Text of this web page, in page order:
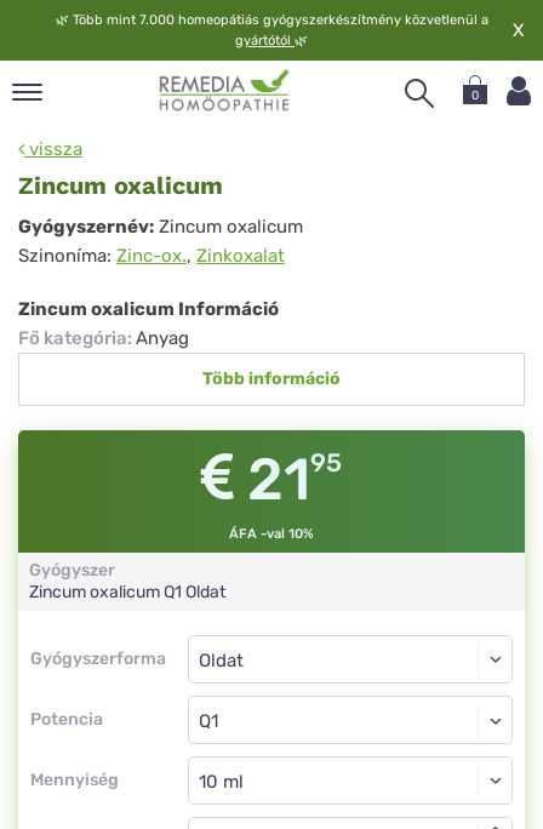
🌿 Több mint 7.000 homeopátiás gyógyszerkészítmény közvetlenül a
gyártótól 🌿 X
0
vissza
Zincum oxalicum
Zincum
oxalicum
Gyógyszernév: Zincum oxalicum
Szinoníma: Zinc-ox., Zinkoxalat
Zincum oxalicum Információ
Fő kategória: Anyag
Több információ
2195
ÁFA -val 10%
Gyógyszer
Zincum oxalicumQ1 Oldat
Gyógyszerforma
Gyógyszerforma
Potencia
Oldat
Q1
Mennyiség
Oldat